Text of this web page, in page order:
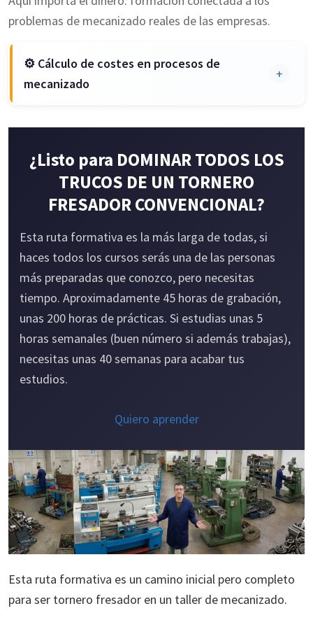
herramienta de corte
Estados superficiales y elementos roscados
problemas de mecanizado reales de las empresas.
⚙ Cálculo de costes en procesos de
mecanizado
+
Cálculo de materiales necesarios
Cálculo de herramientas para una pieza de
torno y fresadora
Presupuesto final de piezas para mecanizado
⭐ Curso diferencial · Clave empresarial
¿Listo para DOMINAR TODOS LOS
TRUCOS DE UN TORNERO
FRESADOR CONVENCIONAL?
Esta ruta formativa es la más larga de todas, si
haces todos los cursos serás una de las personas
más preparadas que conozco, pero necesitas
tiempo. Aproximadamente 45 horas de grabación,
unas 200 horas de prácticas. Si estudias unas 5
horas semanales (buen número si además trabajas),
necesitas unas 40 semanas para acabar tus
estudios.
Quiero aprender
Esta ruta formativa es un camino inicial pero completo
para ser tornero fresador en un taller de mecanizado.